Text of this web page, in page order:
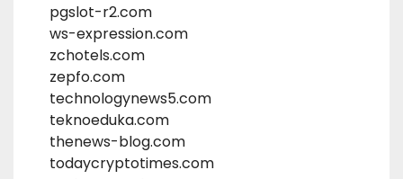
pgslot-r2.com
ws-expression.com
zchotels.com
zepfo.com
technologynews5.com
teknoeduka.com
thenews-blog.com
todaycryptotimes.com